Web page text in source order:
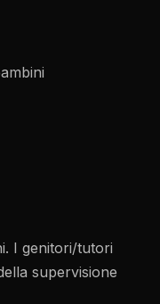
I genitori/tutori
supervisione